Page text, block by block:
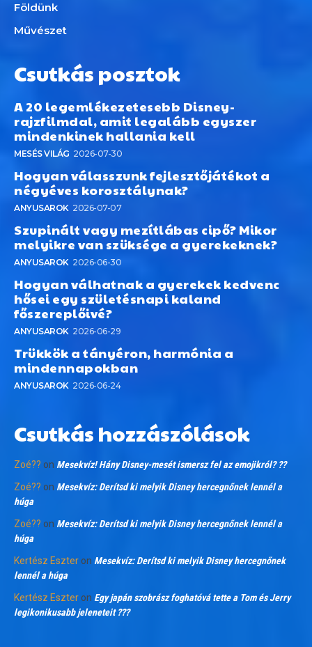
Földünk
Művészet
Csutkás posztok
A 20 legemlékezetesebb Disney-
rajzfilmdal, amit legalább egyszer
mindenkinek hallania kell
MESÉS VILÁG 2026-07-30
Hogyan válasszunk fejlesztőjátékot a
négyéves korosztálynak?
ANYUSAROK 2026-07-07
Szupinált vagy mezítlábas cipő? Mikor
melyikre van szüksége a gyerekeknek?
ANYUSAROK 2026-06-30
Hogyan válhatnak a gyerekek kedvenc
hősei egy születésnapi kaland
főszereplőivé?
ANYUSAROK 2026-06-29
Trükkök a tányéron, harmónia a
mindennapokban
ANYUSAROK 2026-06-24
Csutkás hozzászólások
Zoé?? on Mesekvíz! Hány Disney-mesét ismersz fel az emojikról? ??
Zoé?? on Mesekvíz: Derítsd ki melyik Disney hercegnőnek lennél a
húga
Zoé?? on Mesekvíz: Derítsd ki melyik Disney hercegnőnek lennél a
húga
Kertész Eszter on Mesekvíz: Derítsd ki melyik Disney hercegnőnek
lennél a húga
Kertész Eszter on Egy japán szobrász foghatóvá tette a Tom és Jerry
legikonikusabb jeleneteit ???